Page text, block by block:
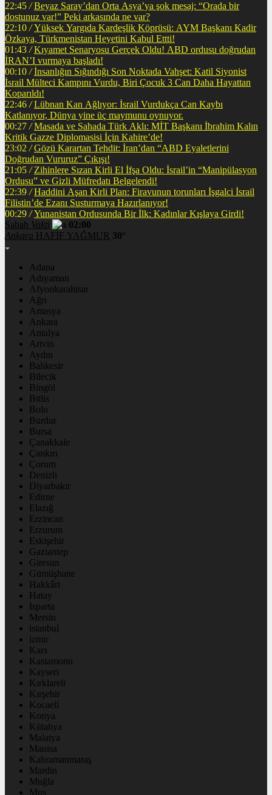
22:45 / Beyaz Saray’dan Orta Asya’ya şok mesaj: “Orada bir
dostunuz var!” Peki arkasında ne var?
22:10 / Yüksek Yargıda Kardeşlik Köprüsü: AYM Başkanı Kadir
Özkaya, Türkmenistan Heyetini Kabul Ettti!
01:43 / Kıyamet Senaryosu Gerçek Oldu! ABD ordusu doğrudan
İRAN’I vurmaya başladı!
00:10 / İnsanlığın Sığındığı Son Noktada Vahşet: Katil Siyonist
İsrail Mülteci Kampını Vurdu, Biri Çocuk 3 Can Daha Hayattan
Koparıldı!
22:46 / Lübnan Kan Ağlıyor: İsrail Vurdukça Can Kaybı
Katlanıyor, Dünya yine üç maymunu oynuyor.
00:27 / Masada ve Sahada Türk Aklı: MİT Başkanı İbrahim Kalın
Kritik Gazze Diplomasisi İçin Kahire’de!
23:02 / Gözü Karartan Tehdit: İran’dan “ABD Eyaletlerini
Doğrudan Vururuz” Çıkışı!
21:05 / Zihinlere Sızan Kirli El İfşa Oldu: İsrail’in “Manipülasyon
Ordusu” ve Gizli Müfredatı Belgelendi!
22:39 / Haddini Aşan Kirli Plan: Firavunun torunları İşgalci İsrail
Filistin’de Ezanı Susturmaya Hazırlanıyor!
00:29 / Yunanistan Ordusunda Bir İlk: Kadınlar Kışlaya Girdi!
Sabah Vakti
02:00
Ankara HAFİF YAĞMUR 30°
Adana
Adıyaman
Afyonkarahisar
Ağrı
Amasya
Ankara
Antalya
Artvin
Aydın
Balıkesir
Bilecik
Bingöl
Bitlis
Bolu
Burdur
Bursa
Çanakkale
Çankırı
Çorum
Denizli
Diyarbakır
Edirne
Elazığ
Erzincan
Erzurum
Eskişehir
Gaziantep
Giresun
Gümüşhane
Hakkâri
Hatay
Isparta
Mersin
istanbul
izmir
Kars
Kastamonu
Kayseri
Kırklareli
Kırşehir
Kocaeli
Konya
Kütahya
Malatya
Manisa
Kahramanmaraş
Mardin
Muğla
Muş